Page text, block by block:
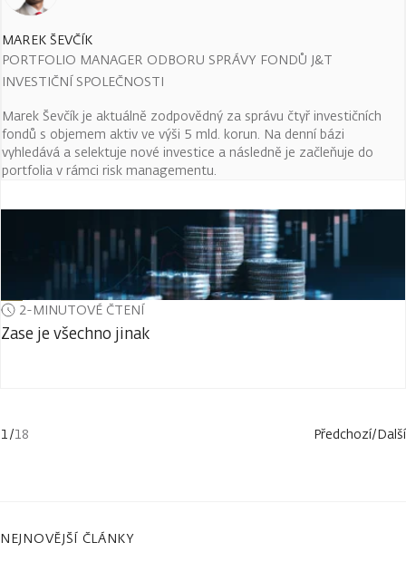
MAREK ŠEVČÍK
PORTFOLIO MANAGER ODBORU SPRÁVY FONDŮ J&T
INVESTIČNÍ SPOLEČNOSTI
Marek Ševčík je aktuálně zodpovědný za správu čtyř investičních
fondů s objemem aktiv ve výši 5 mld. korun. Na denní bázi
vyhledává a selektuje nové investice a následně je začleňuje do
portfolia v rámci risk managementu.
2-MINUTOVÉ ČTENÍ
Zase je všechno jinak
1/18 Předchozí/Další
NEJNOVĚJŠÍ ČLÁNKY